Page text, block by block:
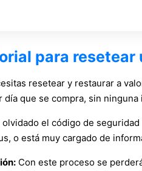
para resetear
resetear y restaurar a
día que se compra, sin
olvidado el código de
o está muy cargado de
Con este proceso se